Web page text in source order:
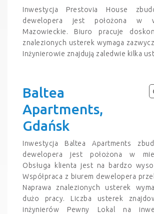
Inwestycja Prestovia House
dewelopera jest położona w
Mazowieckie. Biuro pracuje
znalezionych usterek wymaga
Inżynierowie znajdują zaledwie kilka
Baltea
Apartments,
Gdańsk
Inwestycja Baltea Apartments
dewelopera jest położona w
Obsługa klienta jest na bardzo
Współpraca z biurem dewelopera
Naprawa znalezionych usterek
dużo pracy. Liczba usterek
inżynierów Pewny Lokal na